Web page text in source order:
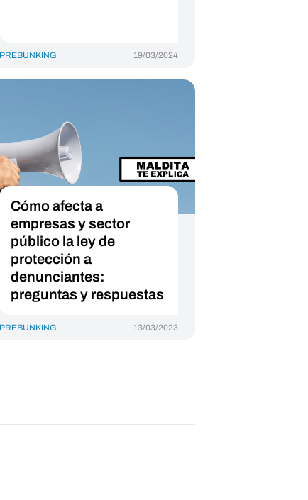
PREBUNKING 19/03/2024
Cómo afecta a
empresas y sector
público la ley de
protección a
denunciantes:
preguntas y respuestas
PREBUNKING 13/03/2023